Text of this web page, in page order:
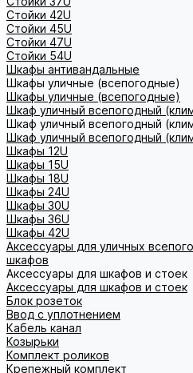
Стойки 42U
Стойки 45U
Стойки 47U
Стойки 54U
Шкафы антивандальные
Шкафы уличные (всепогодные)
Шкафы уличные (всепогодные)
Шкаф уличный всепогодный
Шкаф уличный всепогодный
Шкаф уличный всепогодный
Шкафы 12U
Шкафы 15U
Шкафы 18U
Шкафы 24U
Шкафы 30U
Шкафы 36U
Шкафы 42U
Аксессуары для уличных
шкафов
Аксессуары для шкафов и стоек
Аксессуары для шкафов и стоек
Блок розеток
Ввод с уплотнением
Кабель канал
Козырьки
Комплект роликов
Крепежный комплект